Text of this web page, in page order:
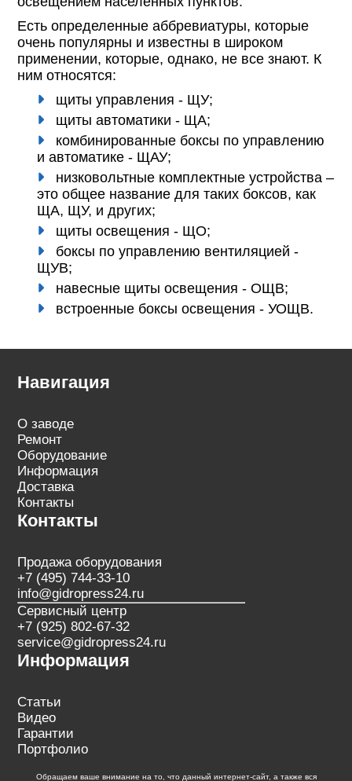
Есть определенные аббревиатуры, которые
очень популярны и известны в широком
применении, которые, однако, не все знают. К
ним относятся:
щиты управления - ЩУ;
щиты автоматики - ЩА;
комбинированные боксы по управлению
и автоматике - ЩАУ;
низковольтные комплектные устройства –
это общее название для таких боксов, как
ЩА, ЩУ, и других;
щиты освещения - ЩО;
боксы по управлению вентиляцией -
ЩУВ;
навесные щиты освещения - ОЩВ;
встроенные боксы освещения - УОЩВ.
Навигация
О заводе
Ремонт
Оборудование
Информация
Доставка
Контакты
Контакты
Продажа оборудования
+7 (495) 744-33-10
info@gidropress24.ru
Сервисный центр
+7 (925) 802-67-32
service@gidropress24.ru
Информация
Статьи
Видео
Гарантии
Портфолио
Обращаем ваше внимание на то, что данный интернет-сайт, а также вся